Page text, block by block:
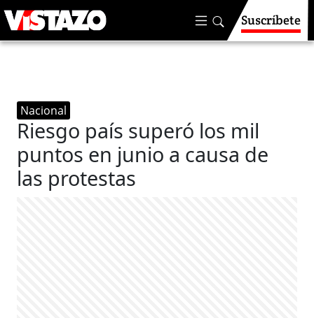
Suscríbete
Nacional
Riesgo país superó los mil
puntos en junio a causa de
las protestas